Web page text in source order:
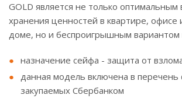
GOLD является не только
хранения ценностей в квартире, офисе
доме, но и беспроигрышным вариантом
назначение сейфа - защита от
данная модель включена в перечень
закупаемых Сбербанком